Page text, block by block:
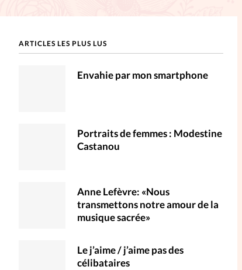
ARTICLES LES PLUS LUS
Envahie par mon smartphone
Portraits de femmes : Modestine
Castanou
Anne Lefèvre: «Nous
transmettons notre amour de la
musique sacrée»
Le j’aime / j’aime pas des
célibataires